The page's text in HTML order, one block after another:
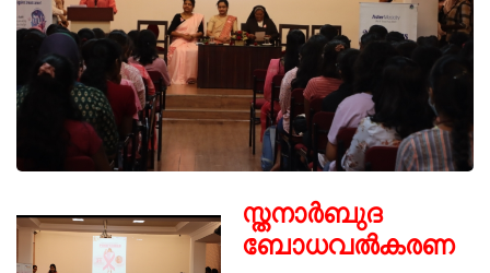
സ്തനാർബുദ
ബോധവൽകരണ